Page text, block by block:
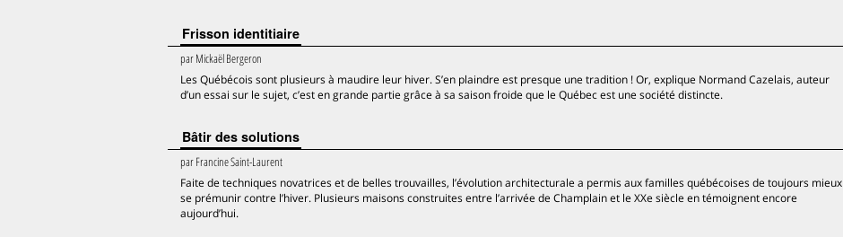
Frisson identitiaire
parMickaël Bergeron
Les Québécois sont plusieurs à maudire leur hiver. S’en plaindre est presque une tradition ! Or, explique Normand Cazelais, auteur
d’un essai sur le sujet, c’est en grande partie grâce à sa saison froide que le Québec est une société distincte.
Bâtir des solutions
parFrancine Saint-Laurent
Faite de techniques novatrices et de belles trouvailles, l’évolution architecturale a permis aux familles québécoises de toujours mieux
se prémunir contre l’hiver. Plusieurs maisons construites entre l’arrivée de Champlain et le XXe siècle en témoignent encore
aujourd’hui.